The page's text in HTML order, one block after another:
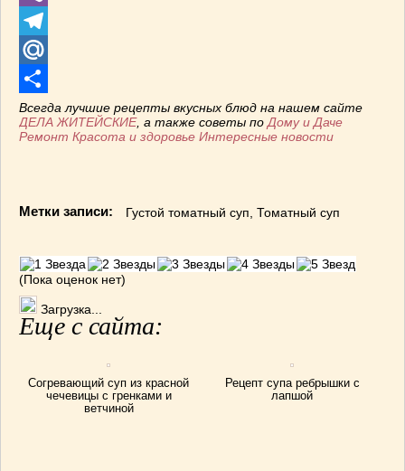
Viber
Telegram
Mail.Ru
Отправить
Всегда лучшие рецепты вкусных блюд на нашем сайте
ДЕЛА ЖИТЕЙСКИЕ, а также советы по Дому и Даче
Ремонт Красота и здоровье Интересные новости
Метки записи: Густой томатный суп Томатный суп
(Пока оценок нет)
Загрузка...
Еще с сайта:
Согревающий суп из красной
чечевицы с гренками и
ветчиной
Рецепт супа ребрышки с
лапшой